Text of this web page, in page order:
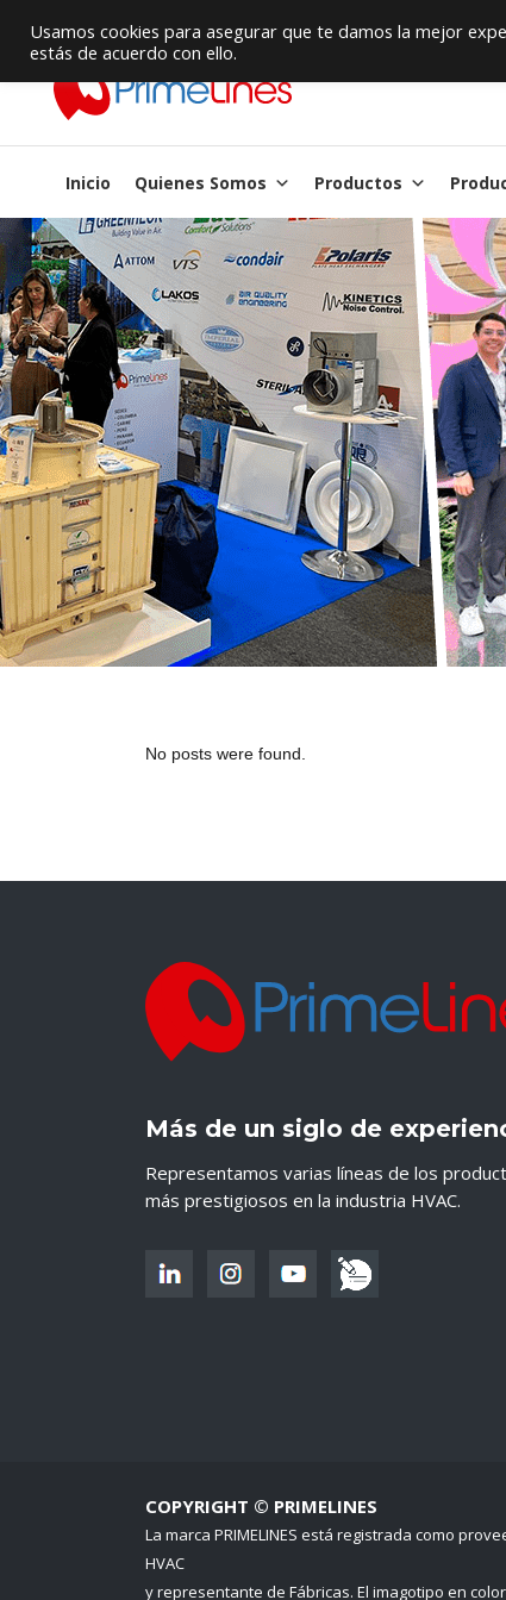
Inicio Quienes Somos Productos
No posts were found.
Más de un siglo de
Representamos varias líneas de los
más prestigiosos en la industria HVAC.
COPYRIGHT © PRIMELINES
La marca PRIMELINES está registrada como
HVAC
y representante de Fábricas. El imagotipo en
Usamos cookies para asegurar que te damos la mejor
estás de acuerdo con ello.